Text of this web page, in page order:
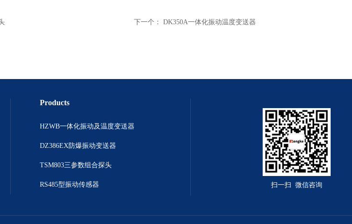
下一个： DK350A一体化振动温度变送器
Products
HZWB一体化振动及温度变送器
DZ386EX防爆振动变送器
TSM803三参数组合探头
RS485型振动传感器 扫一扫 微信咨询